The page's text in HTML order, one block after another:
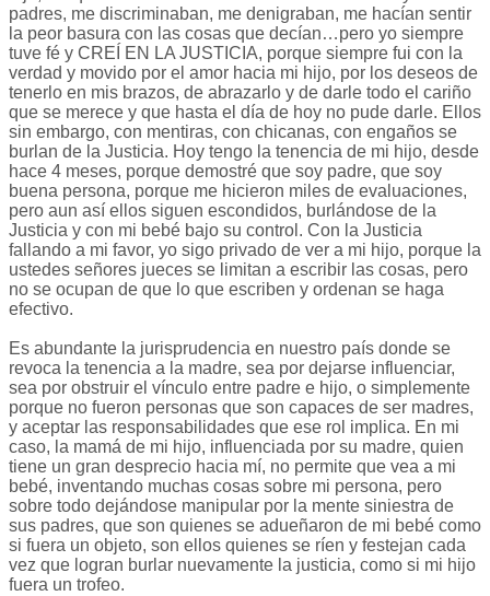
padres, me discriminaban, me denigraban, me hacían sentir
la peor basura con las cosas que decían…pero yo siempre
tuve fé y CREÍ EN LA JUSTICIA, porque siempre fui con la
verdad y movido por el amor hacia mi hijo, por los deseos de
tenerlo en mis brazos, de abrazarlo y de darle todo el cariño
que se merece y que hasta el día de hoy no pude darle. Ellos
sin embargo, con mentiras, con chicanas, con engaños se
burlan de la Justicia. Hoy tengo la tenencia de mi hijo, desde
hace 4 meses, porque demostré que soy padre, que soy
buena persona, porque me hicieron miles de evaluaciones,
pero aun así ellos siguen escondidos, burlándose de la
Justicia y con mi bebé bajo su control. Con la Justicia
fallando a mi favor, yo sigo privado de ver a mi hijo, porque la
ustedes señores jueces se limitan a escribir las cosas, pero
no se ocupan de que lo que escriben y ordenan se haga
efectivo.
Es abundante la jurisprudencia en nuestro país donde se
revoca la tenencia a la madre, sea por dejarse influenciar,
sea por obstruir el vínculo entre padre e hijo, o simplemente
porque no fueron personas que son capaces de ser madres,
y aceptar las responsabilidades que ese rol implica. En mi
caso, la mamá de mi hijo, influenciada por su madre, quien
tiene un gran desprecio hacia mí, no permite que vea a mi
bebé, inventando muchas cosas sobre mi persona, pero
sobre todo dejándose manipular por la mente siniestra de
sus padres, que son quienes se adueñaron de mi bebé como
si fuera un objeto, son ellos quienes se ríen y festejan cada
vez que logran burlar nuevamente la justicia, como si mi hijo
fuera un trofeo.